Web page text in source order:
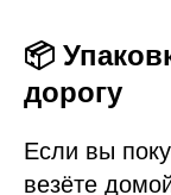
📦
дорогу
Если вы
везёте